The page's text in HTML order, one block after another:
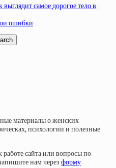
самое дорогое тело в
ошибки
материалы о женских
психологии и полезные
сайта или вопросы по
нам через форму